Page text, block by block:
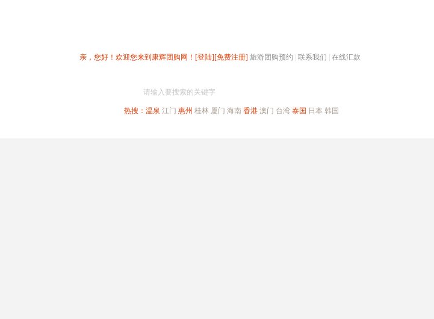
亲，您好！欢迎您来到康辉团购网！ [登陆][免费注册] 旅游团购预约 联系我们 在线汇款
请输入要搜索的关键字
热搜： 温泉 江门 惠州 桂林 厦门 海南 香港 澳门 台湾 泰国 日本 韩国